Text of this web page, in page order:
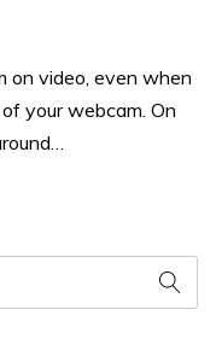
on video, even when
your webcam. On